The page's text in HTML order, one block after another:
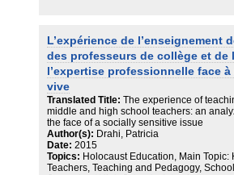
société élabore son passé historique
générations ultérieures, dans une
préoccupation d'éducation civique et
connaissance. Des débuts de la
manuels permettent d'observer quelle
la mémoire historique de la France,
puissamment unitaire, a pu élaborer ;
mécanismes ces images perdurent,
Juifs de l'histoire de France
même de nation.
L’expérience de l’enseignement
des professeurs de collège et de
l’expertise professionnelle face
vive
Translated Title: The experience of
middle and high school teachers: an
the face of a socially sensitive issue
Author(s): Drahi, Patricia
Date: 2015
Topics: Holocaust Education, Main
Teachers, Teaching and Pedagogy,